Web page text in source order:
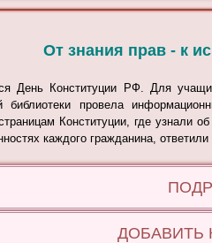
От знания прав - к
День Конституции РФ. Для
библиотеки провела
Конституции, где узнали
каждого гражданина,
ДОБАВИТЬ